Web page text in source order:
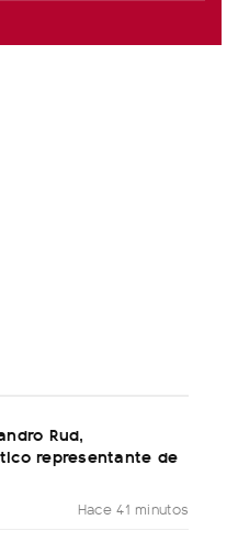
Rud,
representante de
Hace 41 minutos